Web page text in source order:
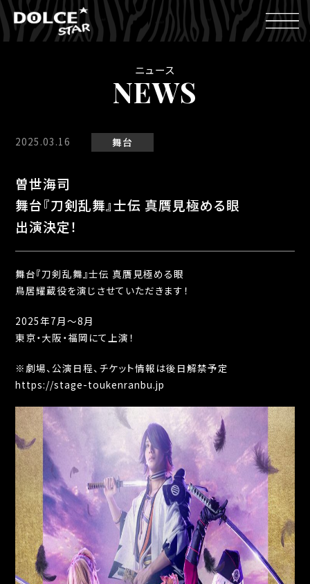
ニュース
NEWS
2025.03.16 舞台
曽世海司
舞台『刀剣乱舞』士伝 真贋見極める眼
出演決定！
舞台『刀剣乱舞』士伝 真贋見極める眼
鳥居耀蔵役を演じさせていただきます！
2025年7月～8月
東京・大阪・福岡にて上演！
※劇場、公演日程、チケット情報は後日解禁予定
https://stage-toukenranbu.jp